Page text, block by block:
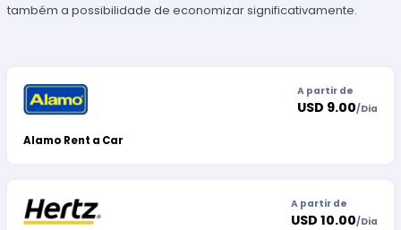
também a possibilidade de economizar significativamente.
Alamo Rent a Car
A partir de
USD 9.00/Dia
A partir de
USD 10.00/Dia